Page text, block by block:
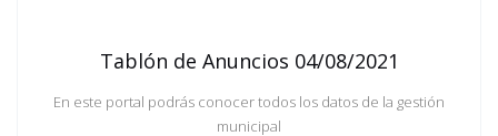
Tablón de Anuncios 04/08/2021
En este portal podrás conocer todos los datos de la gestión
municipal